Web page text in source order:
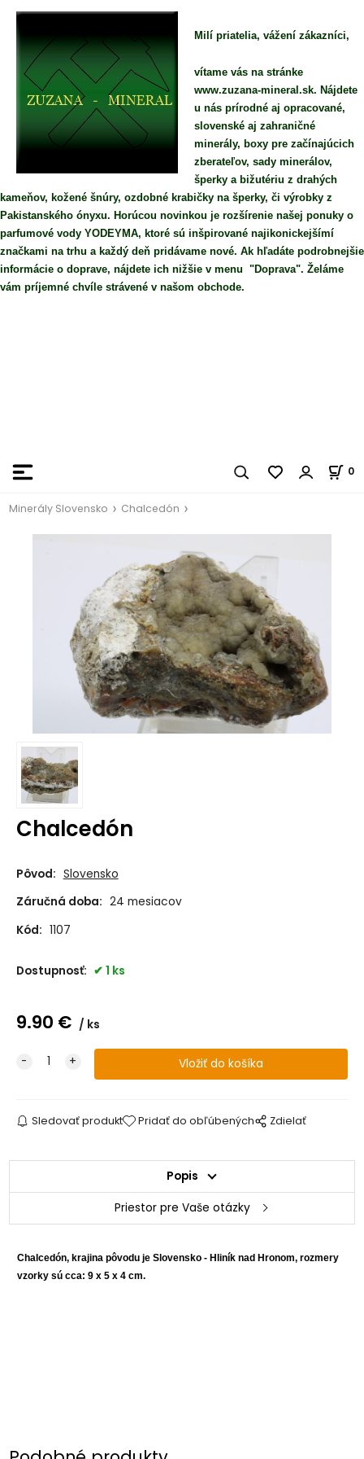
Milí priatelia, vážení zákazníci,
vítame vás na stránke
www.zuzana-mineral.sk. Nájdete
u nás prírodné aj opracované,
slovenské aj zahraničné
minerály, boxy pre začínajúcich
zberateľov, sady minerálov,
šperky a bižutériu z drahých
kameňov, kožené šnúry, ozdobné krabičky na šperky, či výrobky z
Pakistanského ónyxu. Horúcou novinkou je rozšírenie našej ponuky o
parfumové vody YODEYMA, ktoré sú inšpirované najikonickejšímí
značkami na trhu a každý deň pridávame nové. Ak hľadáte podrobnejšie
informácie o doprave, nájdete ich nižšie v menu "Doprava". Želáme
vám príjemné chvíle strávené v našom obchode.
0
Minerály Slovensko Chalcedón
Chalcedón
Pôvod: Slovensko
Záručná doba: 24 mesiacov
Kód: 1107
Dostupnosť: 1 ks
9.90 € ks
Sledovať produkt Pridať do obľúbených Zdielať
Popis
Priestor pre Vaše otázky
Chalcedón, krajina pôvodu je Slovensko - Hliník nad Hronom, rozmery
vzorky sú cca: 9 x 5 x 4 cm.